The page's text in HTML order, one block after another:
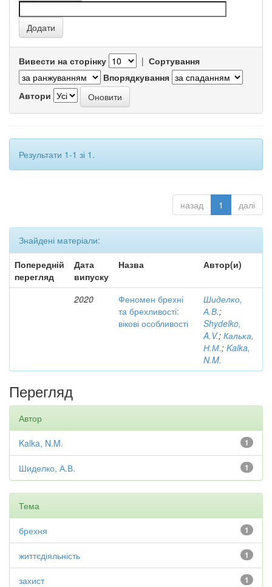
Вивести на сторінку | Сортування
Впорядкування
Автори
Результати 1-1 зі 1.
назад 1 далі
Знайдені матеріали:
Попередній
перегляд
Дата
випуску
Назва Автор(и)
2020
Феномен брехні
та брехливості:
вікові особливості
Шиделко,
А.В.;
Shydelko,
A.V.; Калька,
Н.М.; Kalka,
N.M.
Перегляд
Автор
1
Kalka, N.M.
1
Шиделко, А.В.
Тема
1
брехня
1
життєдіяльність
1
захист